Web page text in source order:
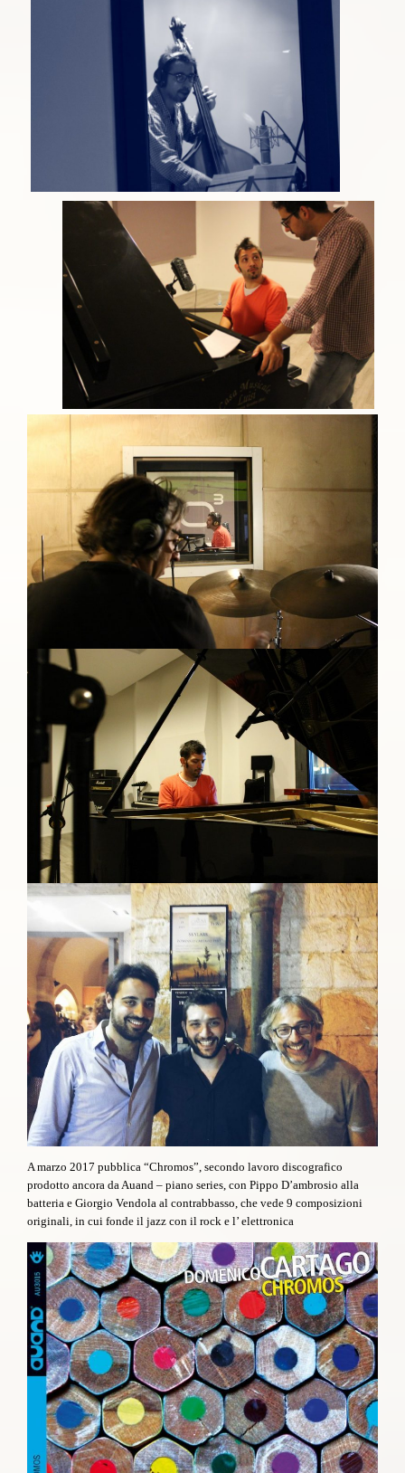
A marzo 2017 pubblica “Chromos” , secondo lavoro discografico
prodotto ancora da Auand – piano series, con Pippo D’ambrosio alla
batteria e Giorgio Vendola al contrabbasso, che vede 9 composizioni
originali, in cui fonde il jazz con il rock e l’ elettronica